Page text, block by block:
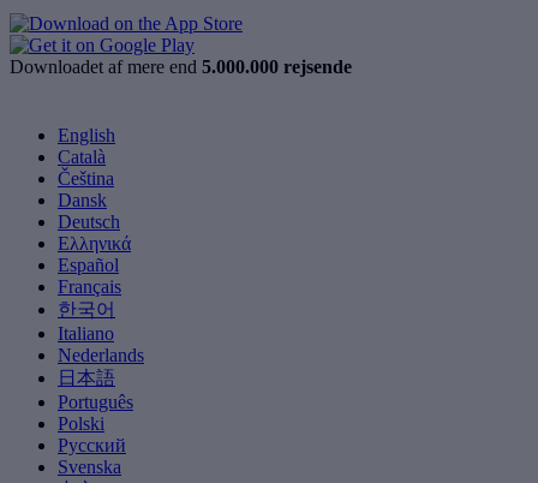
Downloadet af mere end 5.000.000 rejsende
English
Català
Čeština
Dansk
Deutsch
Ελληνικά
Español
Français
한국어
Italiano
Nederlands
日本語
Português
Polski
Русский
Svenska